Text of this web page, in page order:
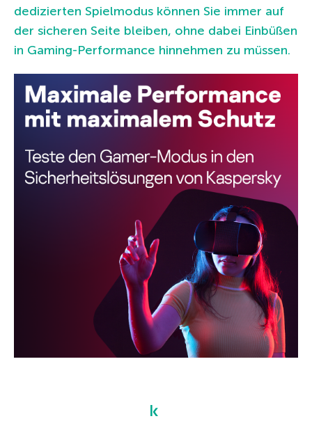
dedizierten Spielmodus können Sie immer auf
der sicheren Seite bleiben, ohne dabei Einbüßen
in Gaming-Performance hinnehmen zu müssen.